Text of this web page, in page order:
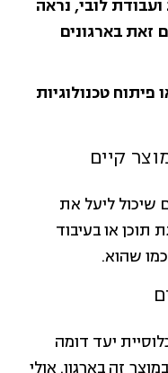
לובי, נראה
זאת בארגונים
טכנולוגיות
קיים
שיכול ליעל את
תוכן או בעיבוד
שהוא.
יעד דומה